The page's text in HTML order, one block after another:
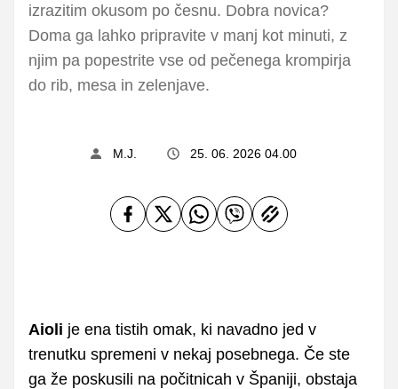
izrazitim okusom po česnu. Dobra novica?
Doma ga lahko pripravite v manj kot minuti, z
njim pa popestrite vse od pečenega krompirja
do rib, mesa in zelenjave.
M.J. 25. 06. 2026 04.00
Aioli je ena tistih omak, ki navadno jed v
trenutku spremeni v nekaj posebnega. Če ste
ga že poskusili na počitnicah v Španiji, obstaja